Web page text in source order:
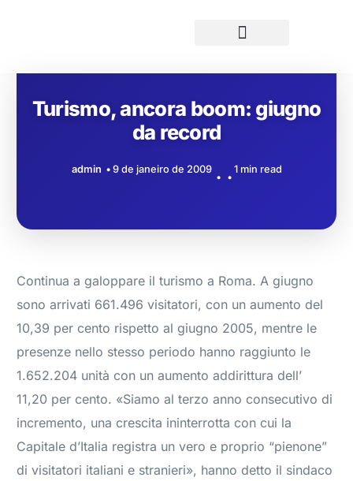
Turismo, ancora boom: giugno
da record
admin 9 de janeiro de 2009 1 min read
Continua a galoppare il turismo a Roma. A giugno
sono arrivati 661.496 visitatori, con un aumento del
10,39 per cento rispetto al giugno 2005, mentre le
presenze nello stesso periodo hanno raggiunto le
1.652.204 unità con un aumento addirittura dell’
11,20 per cento. «Siamo al terzo anno consecutivo di
incremento, una crescita ininterrotta con cui la
Capitale d’Italia registra un vero e proprio “pienone”
di visitatori italiani e stranieri», hanno detto il sindaco